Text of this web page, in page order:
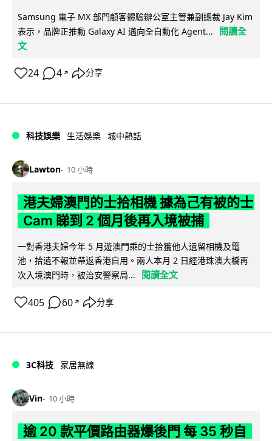
Samsung 電子 MX 部門顧客體驗辦公室主管兼副總裁 Jay Kim
表示，品牌正推動 Galaxy AI 邁向全自動化 Agent...
閱讀全
文
24 4 ↗ 分享
科技娛樂 生活娛樂 城中熱話
Lawton 10 小時
港夫婦澳門的士拾相機 據為己有被的士
Cam 睇到 2 個月後再入境被捕
一對香港夫婦今年 5 月遊澳門乘的士拾獲他人遺留相機及電
池，拾遺不報並帶返香港自用。兩人本月 2 日經港珠澳大橋再
次入境澳門時，被治安警察局...
閱讀全文
405 60 ↗ 分享
3C科技 家居無線
Vin 10 小時
逾 20 款平價路由器爆後門 每 35 秒自